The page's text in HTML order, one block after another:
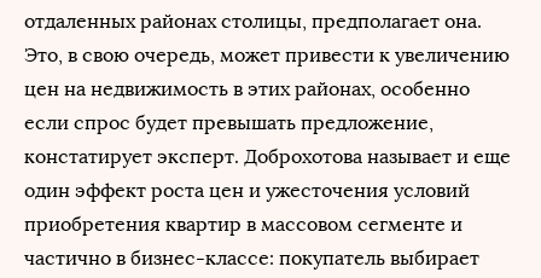
отдаленных районах столицы, предполагает она.
Это, в свою очередь, может привести к увеличению
цен на недвижимость в этих районах, особенно
если спрос будет превышать предложение,
констатирует эксперт. Доброхотова называет и еще
один эффект роста цен и ужесточения условий
приобретения квартир в массовом сегменте и
частично в бизнес-классе: покупатель выбирает